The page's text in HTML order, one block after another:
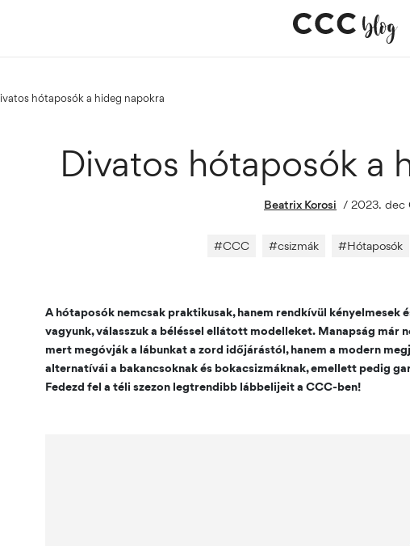
Divatos hótaposók a hideg napokra
Divatos hótaposók a
Beatrix Korosi / 2023. dec
#CCC #csizmák #Hótaposók
A hótaposók nemcsak praktikusak, hanem rendkívül kényelmesek
vagyunk, válasszuk a béléssel ellátott modelleket. Manapság már
mert megóvják a lábunkat a zord időjárástól, hanem a modern
alternatívái a bakancsoknak és bokacsizmáknak, emellett pedig
Fedezd fel a téli szezon legtrendibb lábbelijeit a CCC-ben!